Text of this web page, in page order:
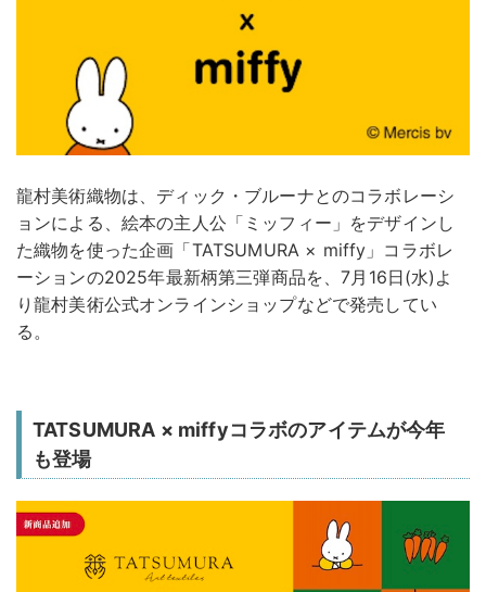
龍村美術織物は、ディック・ブルーナとのコラボレーシ
ョンによる、絵本の主人公「ミッフィー」をデザインし
た織物を使った企画「TATSUMURA × miffy」コラボレ
ーションの2025年最新柄第三弾商品を、7月16日(水)よ
り龍村美術公式オンラインショップなどで発売してい
る。
TATSUMURA × miffyコラボのアイテムが今年
も登場